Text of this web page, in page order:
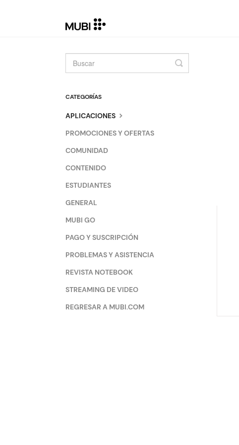
Toggle
Search
CATEGORÍAS
APLICACIONES
PROMOCIONES Y OFERTAS
COMUNIDAD
CONTENIDO
ESTUDIANTES
GENERAL
MUBI GO
PAGO Y SUSCRIPCIÓN
PROBLEMAS Y ASISTENCIA
REVISTA NOTEBOOK
STREAMING DE VIDEO
REGRESAR A MUBI.COM